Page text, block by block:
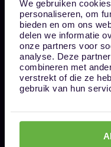
We gebruiken
personaliseren, om
bieden en om ons
delen we informatie
onze partners voor
analyse. Deze
combineren met
verstrekt of die ze
gebruik van hun
Bel ons op 085 -
info@1box.nl
Volg ons
Onze